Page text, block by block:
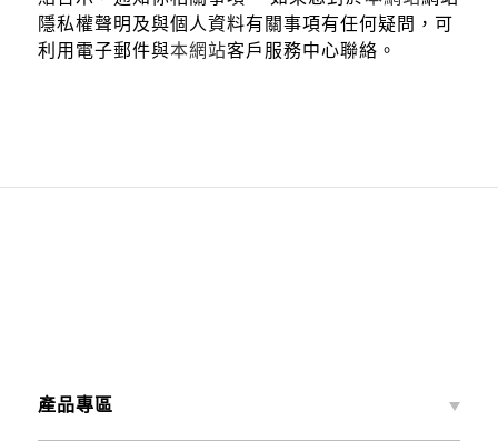
隱私權聲明及與個人資料有關事項有任何疑問，可
利用電子郵件與本網站客戶服務中心聯絡。
產品專區